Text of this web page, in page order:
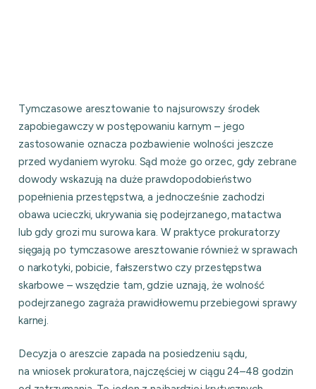
Tymczasowe aresztowanie to najsurowszy środek
zapobiegawczy w postępowaniu karnym – jego
zastosowanie oznacza pozbawienie wolności jeszcze
przed wydaniem wyroku. Sąd może go orzec, gdy zebrane
dowody wskazują na duże prawdopodobieństwo
popełnienia przestępstwa, a jednocześnie zachodzi
obawa ucieczki, ukrywania się podejrzanego, matactwa
lub gdy grozi mu surowa kara. W praktyce prokuratorzy
sięgają po tymczasowe aresztowanie również w sprawach
o narkotyki, pobicie, fałszerstwo czy przestępstwa
skarbowe – wszędzie tam, gdzie uznają, że wolność
podejrzanego zagraża prawidłowemu przebiegowi sprawy
karnej.
Decyzja o areszcie zapada na posiedzeniu sądu,
na wniosek prokuratora, najczęściej w ciągu 24–48 godzin